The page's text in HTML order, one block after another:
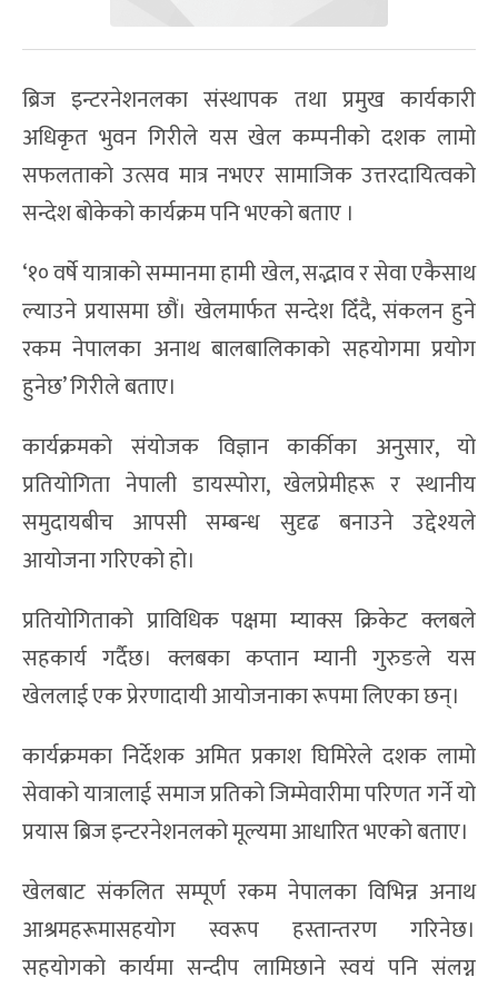
ब्रिज इन्टरनेशनलका संस्थापक तथा प्रमुख कार्यकारी
अधिकृत भुवन गिरीले यस खेल कम्पनीको दशक लामो
सफलताको उत्सव मात्र नभएर सामाजिक उत्तरदायित्वको
सन्देश बोकेको कार्यक्रम पनि भएको बताए ।
‘१० वर्षे यात्राको सम्मानमा हामी खेल, सद्भाव र सेवा एकैसाथ
ल्याउने प्रयासमा छौं। खेलमार्फत सन्देश दिँदै, संकलन हुने
रकम नेपालका अनाथ बालबालिकाको सहयोगमा प्रयोग
हुनेछ’ गिरीले बताए।
कार्यक्रमको संयोजक विज्ञान कार्कीका अनुसार, यो
प्रतियोगिता नेपाली डायस्पोरा, खेलप्रेमीहरू र स्थानीय
समुदायबीच आपसी सम्बन्ध सुदृढ बनाउने उद्देश्यले
आयोजना गरिएको हो।
प्रतियोगिताको प्राविधिक पक्षमा म्याक्स क्रिकेट क्लबले
सहकार्य गर्दैछ। क्लबका कप्तान म्यानी गुरुङले यस
खेललाई एक प्रेरणादायी आयोजनाका रूपमा लिएका छन्।
कार्यक्रमका निर्देशक अमित प्रकाश घिमिरेले दशक लामो
सेवाको यात्रालाई समाज प्रतिको जिम्मेवारीमा परिणत गर्ने यो
प्रयास ब्रिज इन्टरनेशनलको मूल्यमा आधारित भएको बताए।